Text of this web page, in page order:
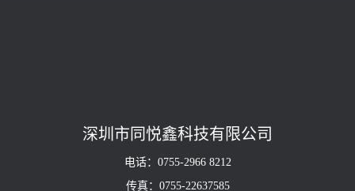
深圳市同悦鑫科技有限公司
电话：0755-2966 8212
传真：0755-22637585